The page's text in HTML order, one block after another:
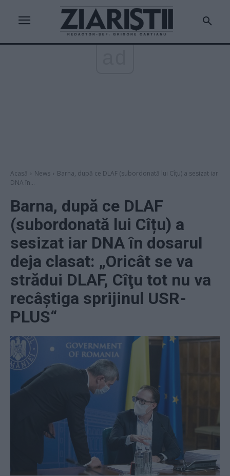
Acasă News
Barna, după ce DLAF (subordonată lui Cîțu) a sesizat iar
DNA în...
Barna, după ce DLAF
(subordonată lui Cîțu) a
sesizat iar DNA în dosarul
deja clasat: „Oricât se va
strădui DLAF, Cîţu tot nu va
recâştiga sprijinul USR-
PLUS“